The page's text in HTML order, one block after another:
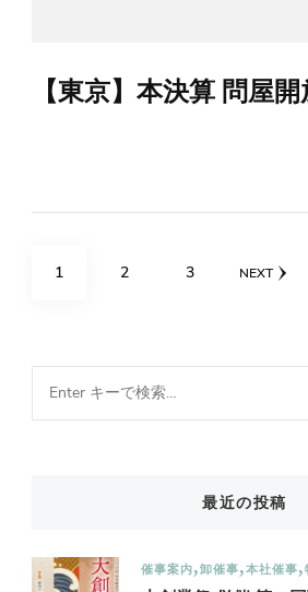
【東京】本決算 問屋開
投
ペ
ー
り
PAGE
1 PAGE
2 PAGE
3 NEXT
for
最近の投稿
催事案内 卸催事 本社催事